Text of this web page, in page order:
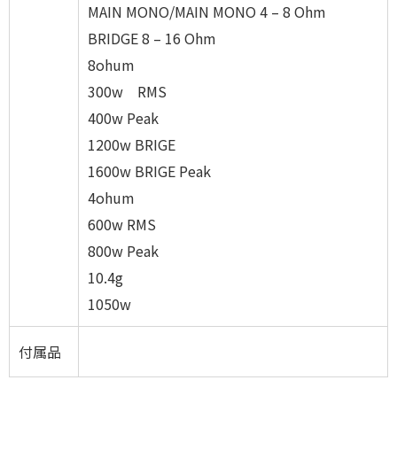
MAIN MONO/MAIN MONO 4 – 8 Ohm
BRIDGE 8 – 16 Ohm
8ohum
300w RMS
400w Peak
1200w BRIGE
1600w BRIGE Peak
4ohum
600w RMS
800w Peak
10.4g
1050w
付属品